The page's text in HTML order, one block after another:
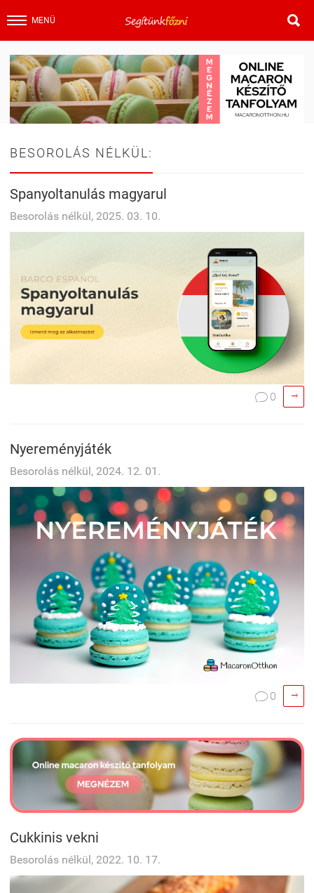
MENÜ 
BESOROLÁS NÉLKÜL:
Spanyoltanulás magyarul
Besorolás nélkül, 2025. 03. 10.
 0 
Nyereményjáték
Besorolás nélkül, 2024. 12. 01.
 0 
Cukkinis vekni
Besorolás nélkül, 2022. 10. 17.